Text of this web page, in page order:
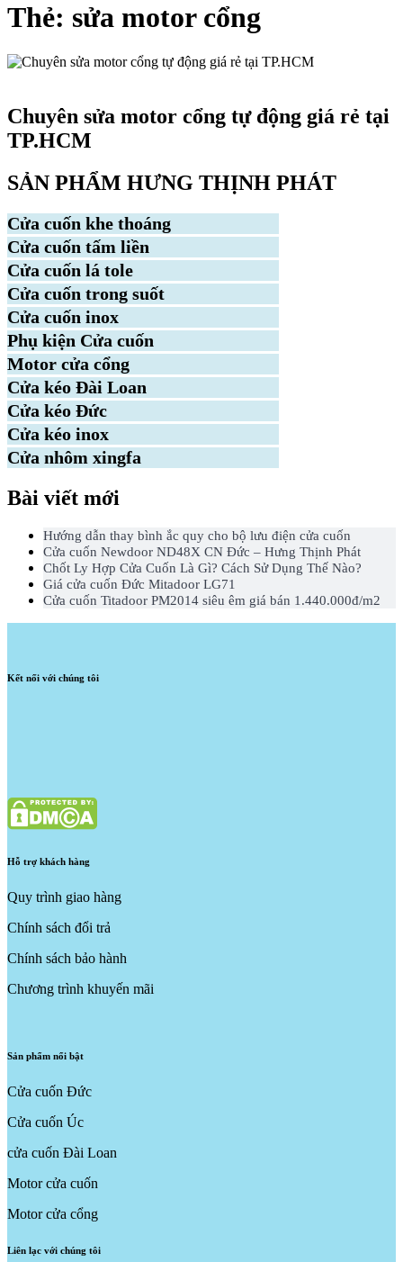
Thẻ: sửa motor cổng
Chuyên sửa motor cổng tự động giá rẻ tại
TP.HCM
SẢN PHẨM HƯNG THỊNH PHÁT
Cửa cuốn khe thoáng
Cửa cuốn tấm liền
Cửa cuốn lá tole
Cửa cuốn trong suốt
Cửa cuốn inox
Phụ kiện Cửa cuốn
Motor cửa cổng
Cửa kéo Đài Loan
Cửa kéo Đức
Cửa kéo inox
Cửa nhôm xingfa
Bài viết mới
Hướng dẫn thay bình ắc quy cho bộ lưu điện cửa cuốn
Cửa cuốn Newdoor ND48X CN Đức – Hưng Thịnh Phát
Chốt Ly Hợp Cửa Cuốn Là Gì? Cách Sử Dụng Thế Nào?
Giá cửa cuốn Đức Mitadoor LG71
Cửa cuốn Titadoor PM2014 siêu êm giá bán 1.440.000đ/m2
Kết nối với chúng tôi
Hỗ trợ khách hàng
Quy trình giao hàng
Chính sách đổi trả
Chính sách bảo hành
Chương trình khuyến mãi
Sản phẩm nổi bật
Cửa cuốn Đức
Cửa cuốn Úc
cửa cuốn Đài Loan
Motor cửa cuốn
Motor cửa cổng
Liên lạc với chúng tôi